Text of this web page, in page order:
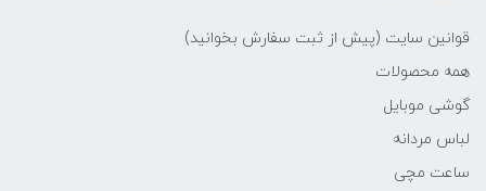
قوانین سایت (پیش از ثبت سفارش بخوانید)
همه محصولات
گوشی موبایل
لباس مردانه
ساعت مچی